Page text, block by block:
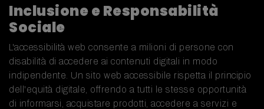
Inclusione e Responsabilità
Sociale
L'accessibilità web consente a milioni di persone con
disabilità di accedere ai contenuti digitali in modo
indipendente. Un sito web accessibile rispetta il principio
dell'equità digitale, offrendo a tutti le stesse opportunità
di informarsi, acquistare prodotti, accedere a servizi e